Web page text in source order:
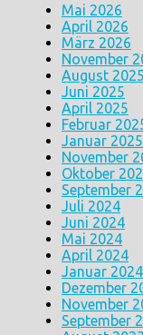
Mai 2026
April 2026
März 2026
November
August 2025
Juni 2025
April 2025
Februar
Januar 2025
November
Oktober
September
Juli 2024
Juni 2024
Mai 2024
April 2024
Januar 2024
Dezember
November
September